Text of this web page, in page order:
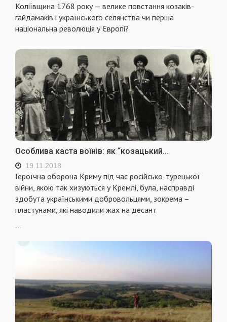
Коліївщина 1768 року — велике повстання козаків-
гайдамаків і українського селянства чи перша
національна революція у Європі?
Особлива каста воїнів: як “козацький...
19.11.2018
Героїчна оборона Криму під час російсько-турецької
війни, якою так хизуються у Кремлі, була, насправді
здобута українськими добровольцями, зокрема –
пластунами, які наводили жах на десант